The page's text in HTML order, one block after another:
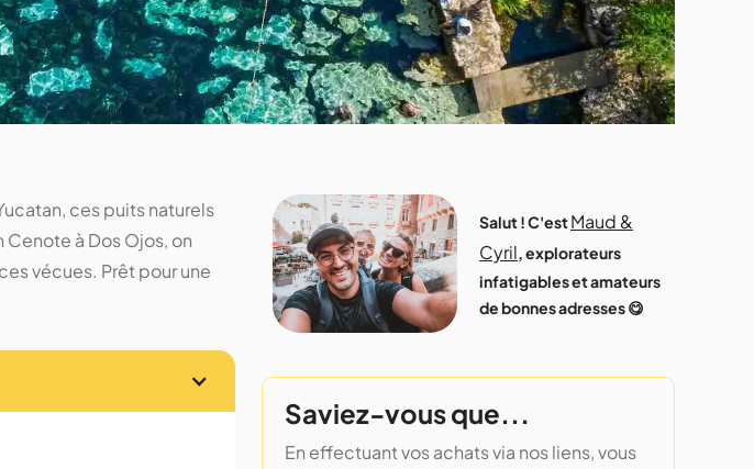
ces puits naturels
à Dos Ojos, on
vécues. Prêt pour une
Salut ! C'estMaud &
Cyril, explorateurs
infatigables et amateurs
de bonnes adresses 😋
Saviez-vous que...
En effectuant vos achats via nos liens, vous